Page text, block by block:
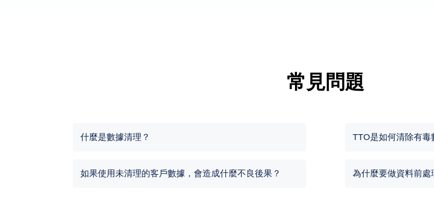
常見問題
什麼是數據清理？
如果使用未清理的客戶數據，會造成什麼不良後果？
TTO是如何清除有毒
為什麼要做資料前處